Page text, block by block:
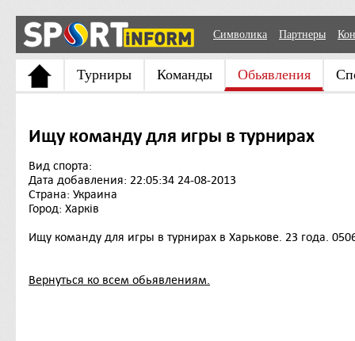
Символика Партнеры
Турниры Команды Обьявления
Ищу команду для игры в турнирах
Вид спорта:
Дата добавления: 22:05:34 24-08-2013
Страна: Украина
Город: Харків
Ищу команду для игры в турнирах в Харькове. 23 года.
Вернуться ко всем обьявлениям.